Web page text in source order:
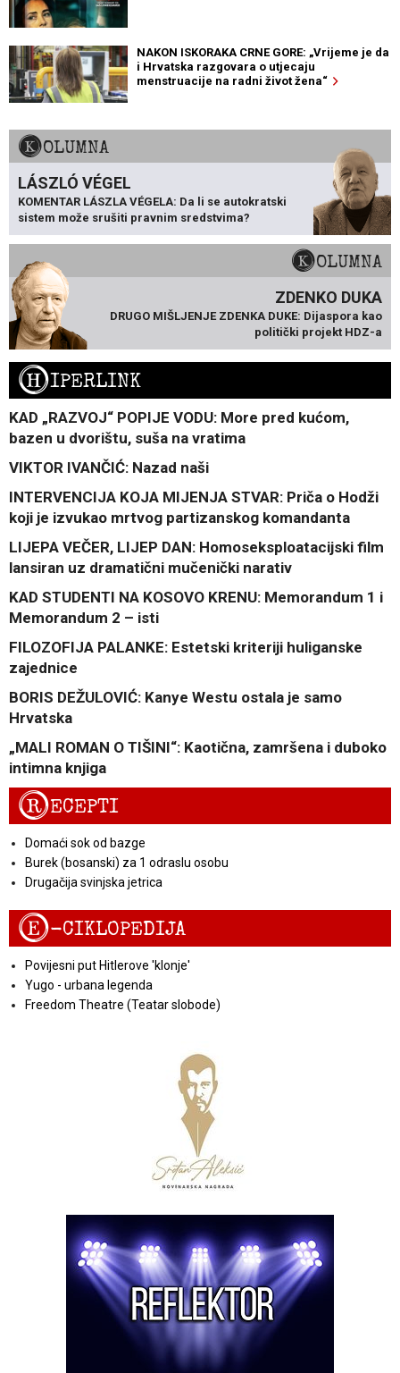
NAKON ISKORAKA CRNE GORE: „Vrijeme je da
i Hrvatska razgovara o utjecaju
menstruacije na radni život žena“
KOLUMNA
LÁSZLÓ VÉGEL
KOMENTAR LÁSZLA VÉGELA: Da li se autokratski
sistem može srušiti pravnim sredstvima?
KOLUMNA
ZDENKO DUKA
DRUGO MIŠLJENJE ZDENKA DUKE: Dijaspora kao
politički projekt HDZ-a
HIPERLINK
KAD „RAZVOJ“ POPIJE VODU: More pred kućom,
bazen u dvorištu, suša na vratima
VIKTOR IVANČIĆ: Nazad naši
INTERVENCIJA KOJA MIJENJA STVAR: Priča o Hodži
koji je izvukao mrtvog partizanskog komandanta
LIJEPA VEČER, LIJEP DAN: Homoseksploatacijski film
lansiran uz dramatični mučenički narativ
KAD STUDENTI NA KOSOVO KRENU: Memorandum 1 i
Memorandum 2 – isti
FILOZOFIJA PALANKE: Estetski kriteriji huliganske
zajednice
BORIS DEŽULOVIĆ: Kanye Westu ostala je samo
Hrvatska
„MALI ROMAN O TIŠINI“: Kaotična, zamršena i duboko
intimna knjiga
RECEPTI
Domaći sok od bazge
Burek (bosanski) za 1 odraslu osobu
Drugačija svinjska jetrica
E-CIKLOPEDIJA
Povijesni put Hitlerove 'klonje'
Yugo - urbana legenda
Freedom Theatre (Teatar slobode)